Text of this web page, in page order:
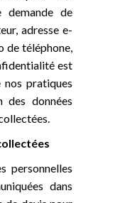
demande de
adresse e-
de téléphone,
est
pratiques
des données
personnelles
dans